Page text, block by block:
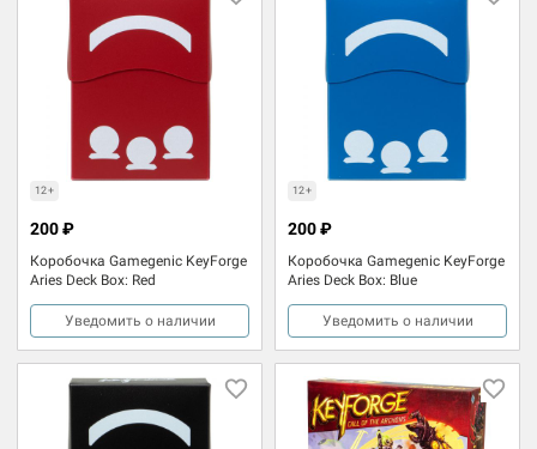
12+
Коробочка Gamegenic KeyForge
Aries Deck Box: Red
200 ₽
Уведомить о наличии
12+
Коробочка Gamegenic KeyForge
Aries Deck Box: Blue
200 ₽
Уведомить о наличии